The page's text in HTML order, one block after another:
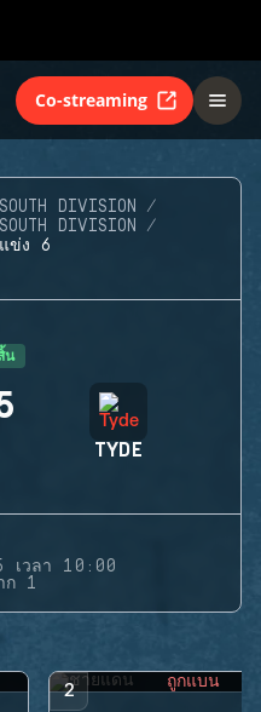
Co-streaming
DIVISION
DIVISION
ข่ง 6
น
TYDE
เวลา 10:00
ก 1
2 ถูกแบน